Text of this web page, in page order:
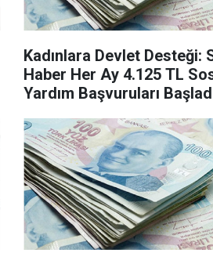
Kadınlara Devlet Desteği:
Haber Her Ay 4.125 TL
Yardım Başvuruları